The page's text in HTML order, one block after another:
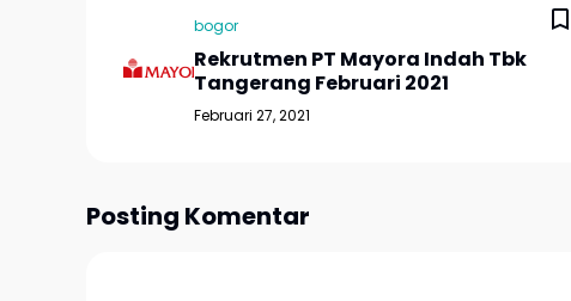
bogor
Rekrutmen PT Mayora Indah Tbk
Tangerang Februari 2021
Februari 27, 2021
Posting Komentar